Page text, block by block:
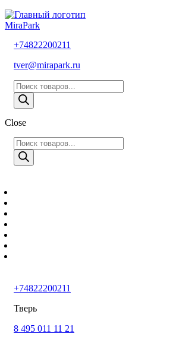
MiraPark
+74822200211
tver@mirapark.ru
Поиск
товаров
Close
Поиск
товаров
+74822200211
Тверь
8 495 011 11 21